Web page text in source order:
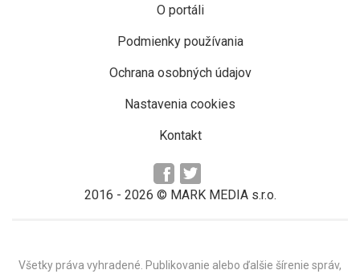
O portáli
Podmienky používania
Ochrana osobných údajov
Nastavenia cookies
Kontakt
2016 - 2026 © MARK MEDIA s.r.o.
Všetky práva vyhradené. Publikovanie alebo ďalšie šírenie správ,